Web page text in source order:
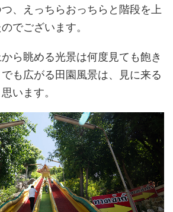
、えっちらおっちらと階段を上
でございます。
ら眺める光景は何度見ても飽き
も広がる田園風景は、見に来る
います。